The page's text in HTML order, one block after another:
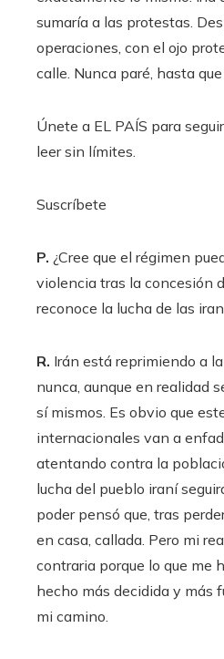
sumaría a las protestas.
operaciones, con el ojo
calle. Nunca paré, hasta
Únete a EL PAÍS para
leer sin límites.
Suscríbete
P. ¿Cree que el régimen
violencia tras la concesión
reconoce la lucha de las
R. Irán está reprimiendo a
nunca, aunque en realidad
sí mismos. Es obvio que
internacionales van a
atentando contra la
lucha del pueblo iraní
poder pensó que, tras
en casa, callada. Pero mi
contraria porque lo que me
hecho más decidida y más
mi camino.